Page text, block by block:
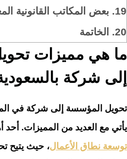
19.
بعض المكاتب القانونية
20.
الخاتمة
ما هي مميزات
إلى شركة
تحويل المؤسسة إلى شركة في
يأتي مع العديد من المميزات.
توسعة نطاق الأعمال، حيث يتيح